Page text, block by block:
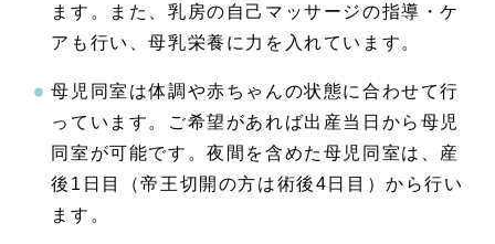
ます。また、乳房の自己マッサージの指導・ケ
アも行い、母乳栄養に力を入れています。
母児同室は体調や赤ちゃんの状態に合わせて行
っています。ご希望があれば出産当日から母児
同室が可能です。夜間を含めた母児同室は、産
後1日目（帝王切開の方は術後4日目）から行い
ます。